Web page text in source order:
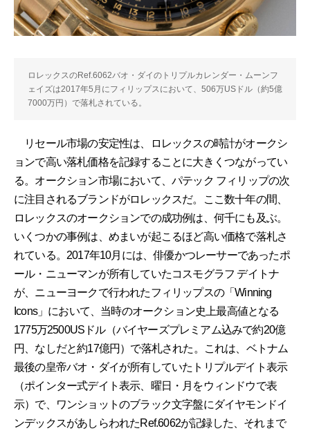
ロレックスのRef.6062バオ・ダイのトリプルカレンダー・ムーンフ
ェイズは2017年5月にフィリップスにおいて、506万USドル（約5億
7000万円）で落札されている。
リセール市場の安定性は、ロレックスの時計がオークシ
ョンで高い落札価格を記録することに大きくつながってい
る。オークション市場において、パテック フィリップの次
に注目されるブランドがロレックスだ。ここ数十年の間、
ロレックスのオークションでの成功例は、何千にも及ぶ。
いくつかの事例は、めまいが起こるほど高い価格で落札さ
れている。2017年10月には、俳優かつレーサーであったポ
ール・ニューマンが所有していたコスモグラフ デイトナ
が、ニューヨークで行われたフィリップスの「Winning
Icons」において、当時のオークション史上最高値となる
1775万2500USドル（バイヤーズプレミアム込みで約20億
円、なしだと約17億円）で落札された。これは、ベトナム
最後の皇帝バオ・ダイが所有していたトリプルデイト表示
（ポインター式デイト表示、曜日・月をウィンドウで表
示）で、ワンショットのブラック文字盤にダイヤモンドイ
ンデックスがあしらわれたRef.6062が記録した、それまで